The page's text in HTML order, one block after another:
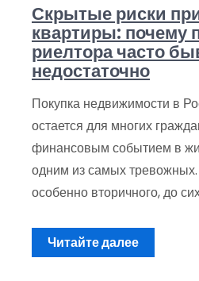
Скрытые риски
квартиры: почему
риелтора часто
недостаточно
Покупка недвижимости в
остается для многих
финансовым событием в
одним из самых
особенно вторичного, до
Читайте далее